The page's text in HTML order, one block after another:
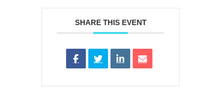
SHARE THIS EVENT